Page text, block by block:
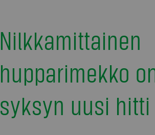
Nilkkamittainen
hupparimekko
syksyn uusi hitti